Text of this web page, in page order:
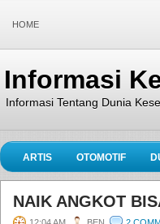
HOME
Informasi
Informasi Tentang Dunia
ARTIS OTOMOTIF
NAIK ANGKOT